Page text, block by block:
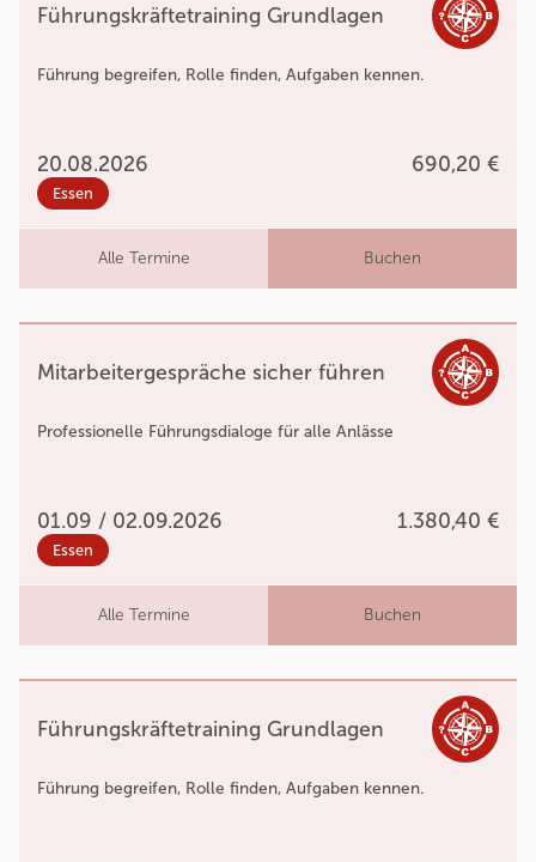
Führungskräftetraining Grundlagen
Führung begreifen, Rolle finden, Aufgaben kennen.
20.08.2026 690,20 €
Essen
Alle Termine Buchen
Mitarbeitergespräche sicher führen
Professionelle Führungsdialoge für alle Anlässe
01.09 / 02.09.2026 1.380,40 €
Essen
Alle Termine Buchen
Führungskräftetraining Grundlagen
Führung begreifen, Rolle finden, Aufgaben kennen.